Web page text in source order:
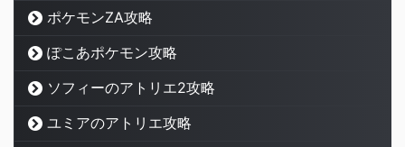
ポケモンZA攻略
ぽこあポケモン攻略
ソフィーのアトリエ2攻略
ユミアのアトリエ攻略